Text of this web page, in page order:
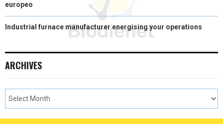
europeo
Industrial furnace manufacturer energising your operations
ARCHIVES